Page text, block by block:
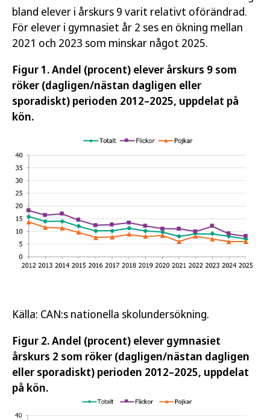
bland elever i årskurs 9 varit relativt oförändrad.
För elever i gymnasiet år 2 ses en ökning mellan
2021 och 2023 som minskar något 2025.
Figur 1. Andel (procent) elever årskurs 9 som
röker (dagligen/nästan dagligen eller
sporadiskt) perioden 2012–2025, uppdelat på
kön.
Källa: CAN:s nationella skolundersökning.
Figur 2. Andel (procent) elever gymnasiet
årskurs 2 som röker (dagligen/nästan dagligen
eller sporadiskt) perioden 2012–2025, uppdelat
på kön.